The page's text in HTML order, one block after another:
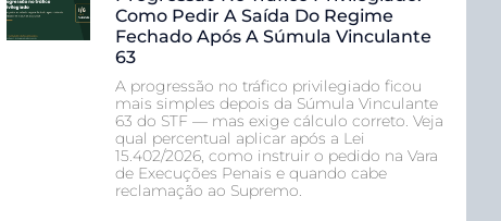
Como Pedir A Saída Do Regime
Fechado Após A Súmula Vinculante
63
A progressão no tráfico privilegiado ficou
mais simples depois da Súmula Vinculante
63 do STF — mas exige cálculo correto. Veja
qual percentual aplicar após a Lei
15.402/2026, como instruir o pedido na Vara
de Execuções Penais e quando cabe
reclamação ao Supremo.